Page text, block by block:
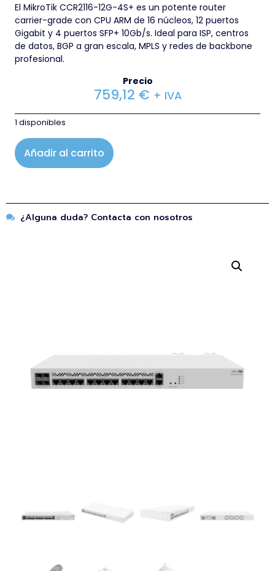
El MikroTik CCR2116-12G-4S+ es un potente router
carrier-grade con CPU ARM de 16 núcleos, 12 puertos
Gigabit y 4 puertos SFP+ 10Gb/s. Ideal para ISP, centros
de datos, BGP a gran escala, MPLS y redes de backbone
profesional.
Precio
759,12 € + IVA
1 disponibles
Añadir al carrito
¿Alguna duda? Contacta con nosotros